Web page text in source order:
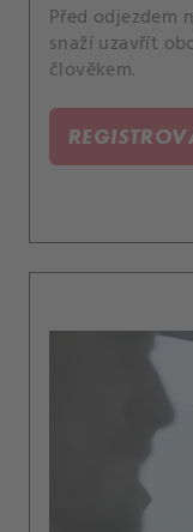
Před odjezdem
snaží uzavřít
člověkem.